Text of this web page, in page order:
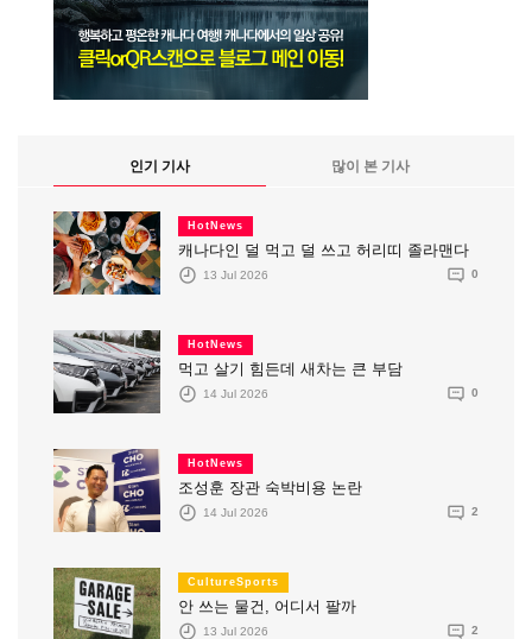
인기 기사 많이 본 기사
HotNews
캐나다인 덜 먹고 덜 쓰고 허리띠 졸라맨다
13 Jul 2026 0
HotNews
먹고 살기 힘든데 새차는 큰 부담
14 Jul 2026 0
HotNews
조성훈 장관 숙박비용 논란
14 Jul 2026 2
CultureSports
안 쓰는 물건, 어디서 팔까
13 Jul 2026 2